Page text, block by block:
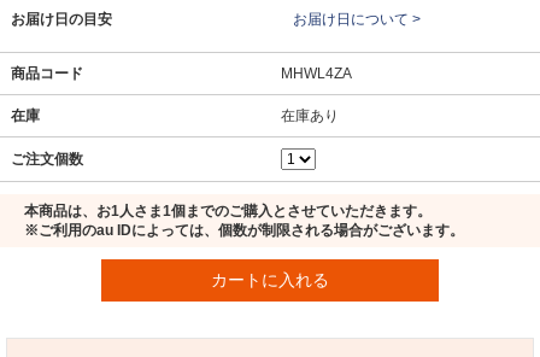
お届け日の目安 お届け日について >
商品コード MHWL4ZA
在庫 在庫あり
ご注文個数
本商品は、お1人さま1個までのご購入とさせていただきます。
※ご利用のau IDによっては、個数が制限される場合がございます。
カートに入れる